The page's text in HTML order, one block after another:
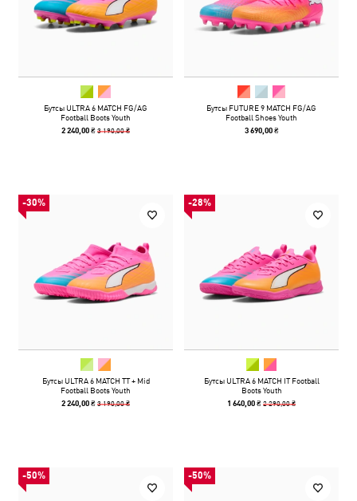
Бутсы ULTRA 6 MATCH FG/AG
Football Boots Youth
2 240,00 ₴3 190,00 ₴
Бутсы FUTURE 9 MATCH FG/AG
Football Shoes Youth
3 690,00 ₴
-30%
Бутсы ULTRA 6 MATCH TT + Mid
Football Boots Youth
2 240,00 ₴3 190,00 ₴
-28%
Бутсы ULTRA 6 MATCH IT Football
Boots Youth
1 640,00 ₴2 290,00 ₴
-50% -50%